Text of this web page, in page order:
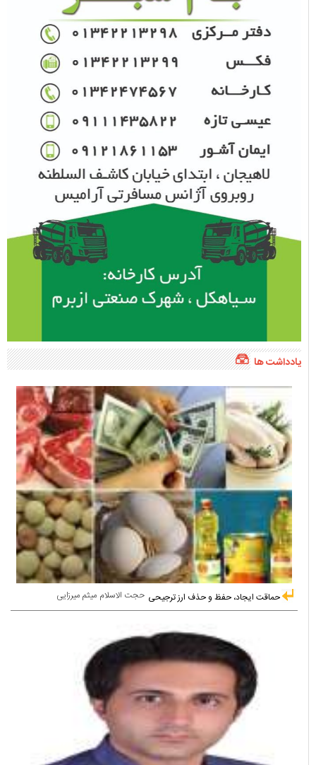
یادداشت ها
حجت الاسلام میثم میرزایی حماقت ایجاد، حفظ و حذف ارز ترجیحی